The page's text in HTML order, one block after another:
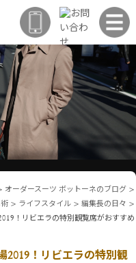
オーダースーツ ボットーネのブログ >
> ライフスタイル > 編集長の日々 >
！リビエラの特別観覧席がおすすめ
2019！リビエラの特別観